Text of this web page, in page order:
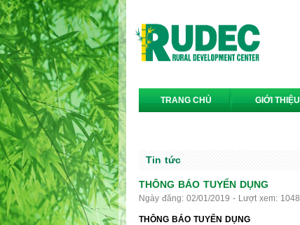
TRANG CHỦ GIỚI THIỆU
Tin tức
THÔNG BÁO TUYỂN DỤNG
Ngày đăng: 02/01/2019 - Lượt xem: 1048
THÔNG BÁO TUYỂN DỤNG